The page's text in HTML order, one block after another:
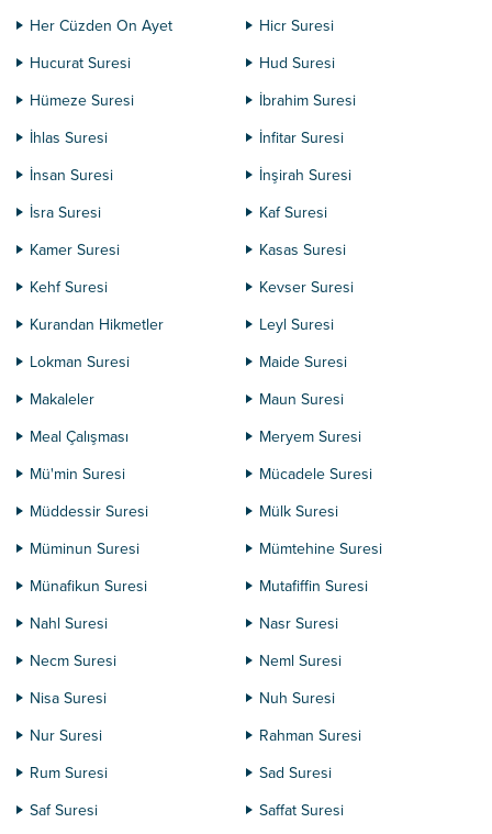
Her Cüzden On Ayet
Hicr Suresi
Hucurat Suresi
Hud Suresi
Hümeze Suresi
İbrahim Suresi
İhlas Suresi
İnfitar Suresi
İnsan Suresi
İnşirah Suresi
İsra Suresi
Kaf Suresi
Kamer Suresi
Kasas Suresi
Kehf Suresi
Kevser Suresi
Kurandan Hikmetler
Leyl Suresi
Lokman Suresi
Maide Suresi
Makaleler
Maun Suresi
Meal Çalışması
Meryem Suresi
Mü'min Suresi
Mücadele Suresi
Müddessir Suresi
Mülk Suresi
Müminun Suresi
Mümtehine Suresi
Münafikun Suresi
Mutafiffin Suresi
Nahl Suresi
Nasr Suresi
Necm Suresi
Neml Suresi
Nisa Suresi
Nuh Suresi
Nur Suresi
Rahman Suresi
Rum Suresi
Sad Suresi
Saf Suresi
Saffat Suresi